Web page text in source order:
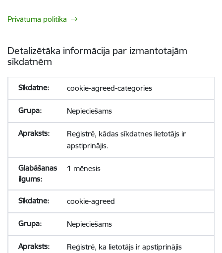
Privātuma politika
Detalizētāka informācija par izmantotajām
sīkdatnēm
cookie-agreed-categories
Nepieciešams
Reģistrē, kādas sīkdatnes lietotājs ir
apstiprinājis.
1 mēnesis
cookie-agreed
Nepieciešams
Reģistrē, ka lietotājs ir apstiprinājis